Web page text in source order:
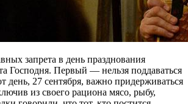
запрета в день празднования
Господня. Первый — нельзя поддаваться
день, 27 сентября, важно придерживаться
из своего рациона мясо, рыбу,